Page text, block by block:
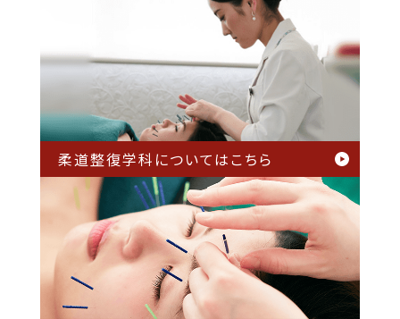
柔道整復学科についてはこちら